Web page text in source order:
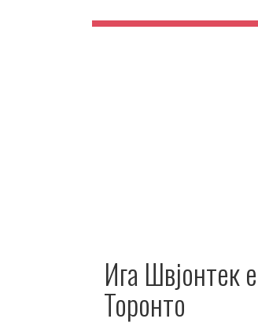
Ига Швјонтек
Торонто